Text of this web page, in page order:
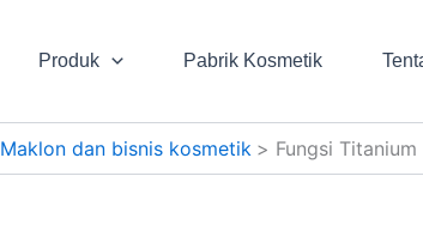
Produk Pabrik Kosmetik
Maklon dan bisnis kosmetik Fungsi